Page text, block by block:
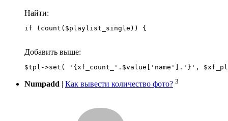
Найти:
if (count($playlist_single)) {
Добавить выше:
Numpadd | Как вывести количество фото? 3